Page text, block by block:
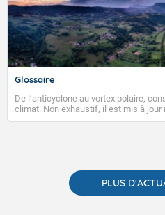
Glossaire
De l’anticyclone au vortex polaire,
climat. Non exhaustif, il est mis à jour
publications. Vous y trouverez
PLUS